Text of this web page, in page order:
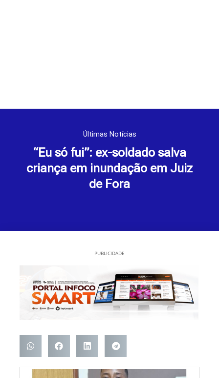
Últimas Notícias
“Eu só fui”: ex-soldado salva
criança em inundação em Juiz
de Fora
PUBLICIDADE